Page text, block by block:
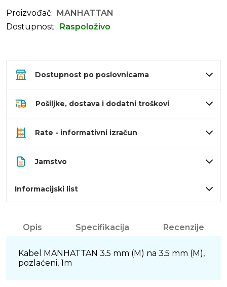
Proizvođač:
MANHATTAN
Dostupnost:
Raspoloživo
Dostupnost po poslovnicama
Pošiljke, dostava i dodatni troškovi
Rate - informativni izračun
Jamstvo
Informacijski list
Opis Specifikacija Recenzije
Kabel MANHATTAN 3.5 mm (M) na 3.5 mm (M),
pozlaćeni, 1m